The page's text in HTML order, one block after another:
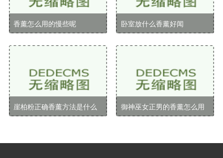
打开香薰瓶界面：找到你的香薰瓶，点击进入。
选择精油：在界面中，你会看到当前瓶中剩余的精
油量及已存的精油种类。选择你想要添加的精油。
点击补充：确认选择后，点击补充按钮，系统会自
动将你选择的精油添加到香薰瓶中。
香薰瓶的使用技巧
香薰怎么用的慢些呢 卧室放什么香薰好闻
崖柏粉正确香薰方法是什么 御神巫女正男的香薰怎么用